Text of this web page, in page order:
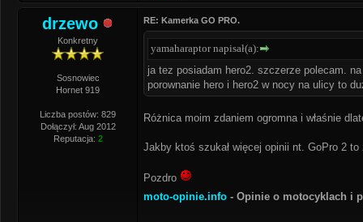
drzewo
Konkretny
Sosnowiec
Hornet 919
Liczba postów: 829
Dołączył: Aug 2012
Reputacja: 2
RE: Kamerka GO PRO.
yamaharaptor napisał(a):
ja tez posiadam hero2. szczerze polecam.
porownanie hero i hero2 w nocy na ulicy to
Różnica moim zdaniem ogromna i właśnie
Jakby ktoś szukał więcej opinii nt. GoPro 2
Pozdro
moto-opinie.info - Opinie o motocyklach i